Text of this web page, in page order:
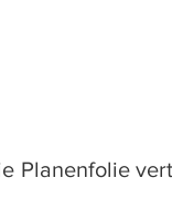
Planenfolie